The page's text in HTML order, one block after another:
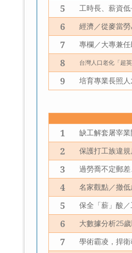
5 工時長、薪資
6 經濟／從麥當
7 專欄／大專兼
8 台灣人口老化「超
9 培育專業長照
1 缺工解套屠宰
2 保護打工族違
3 過勞喬不定郵差
4 名家觀點／撤
5 保全「薪」酸
6 大數據分析25
7 學術霸凌，捍